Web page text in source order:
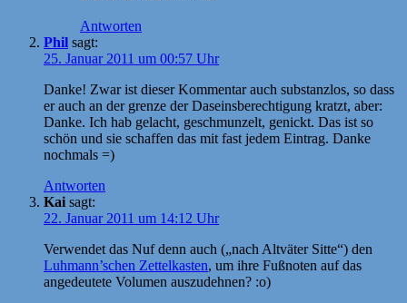
Antworten
Phil sagt:
25. Januar 2011 um 00:57 Uhr
Danke! Zwar ist dieser Kommentar auch substanzlos, so dass
er auch an der grenze der Daseinsberechtigung kratzt, aber:
Danke. Ich hab gelacht, geschmunzelt, genickt. Das ist so
schön und sie schaffen das mit fast jedem Eintrag. Danke
nochmals =)
Antworten
Kai sagt:
22. Januar 2011 um 14:12 Uhr
Verwendet das Nuf denn auch („nach Altväter Sitte“) den
Luhmann’schen Zettelkasten, um ihre Fußnoten auf das
angedeutete Volumen auszudehnen? :o)